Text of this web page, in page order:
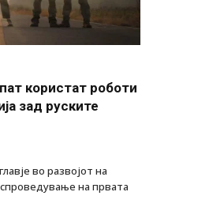
користат роботи
зад руските
во развојот на
на првата